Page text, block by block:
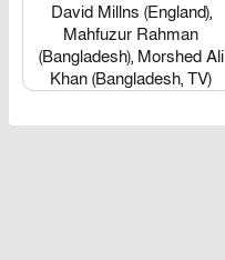
David Millns (England),
Mahfuzur Rahman
(Bangladesh), Morshed Ali
Khan (Bangladesh, TV)